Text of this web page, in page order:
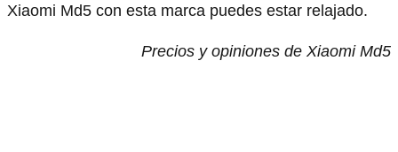
Xiaomi Md5 con esta marca puedes estar relajado.
Precios y opiniones de Xiaomi Md5